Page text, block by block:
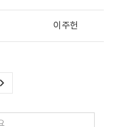
이주헌